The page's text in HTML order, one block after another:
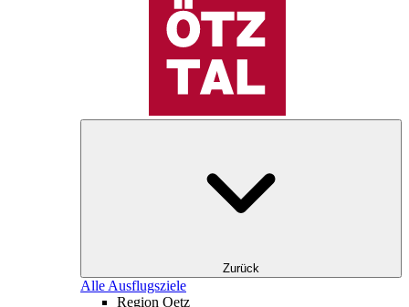
Zurück
Alle Ausflugsziele
Region Oetz